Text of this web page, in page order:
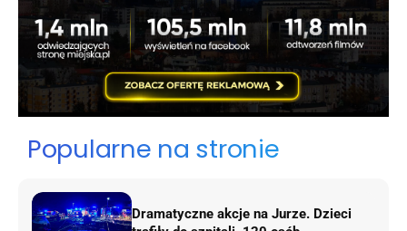
Popularne na stronie
Dramatyczne akcje na Jurze. Dzieci